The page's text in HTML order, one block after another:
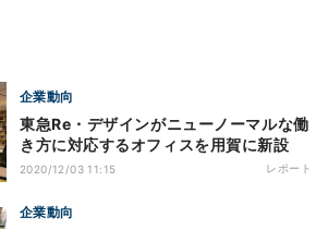
企業動向
東急Re・デザインがニューノーマルな働
き方に対応するオフィスを用賀に新設
2020/12/03 11:15 レポート
企業動向